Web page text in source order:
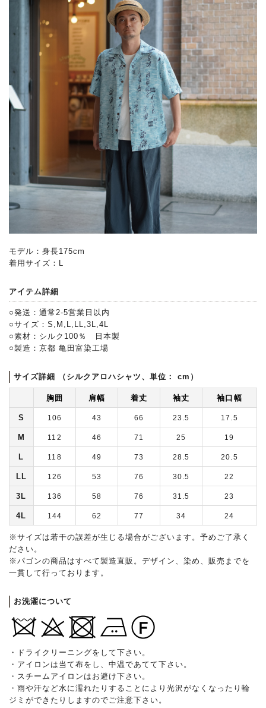
モデル：身長175cm
着用サイズ：L
アイテム詳細
○発送：通常2-5営業日以内
○サイズ：S,M,L,LL,3L,4L
○素材：シルク100％ 日本製
○製造：京都 亀田富染工場
サイズ詳細 （シルクアロハシャツ、単位： cm）
胸囲 肩幅 着丈 袖丈 袖口幅
S 106 43 66 23.5 17.5
M 112 46 71 25 19
L 118 49 73 28.5 20.5
LL 126 53 76 30.5 22
3L 136 58 76 31.5 23
4L 144 62 77 34 24
※サイズは若干の誤差が生じる場合がございます。予めご了承く
ださい。
※パゴンの商品はすべて製造直販。デザイン、染め、販売までを
一貫して行っております。
お洗濯について
・ドライクリーニングをして下さい。
・アイロンは当て布をし、中温であてて下さい。
・スチームアイロンはお避け下さい。
・雨や汗など水に濡れたりすることにより光沢がなくなったり輪
ジミができたりしますのでご注意下さい。